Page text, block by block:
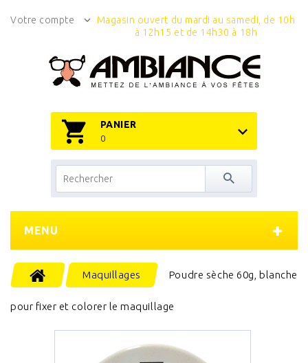
Votre compte
Magasin ouvert du mardi au samedi, de 10h
à 12h15 et de 14h30 à 18h
PANIER
0
MENU
Maquillages Poudre sèche 60g, blanche
pour fixer et colorer le maquillage